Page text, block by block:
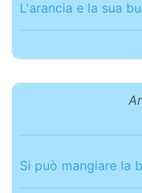
L'arancia e la sua
Si può mangiare la